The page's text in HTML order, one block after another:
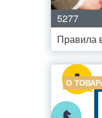
5277
Правила
О